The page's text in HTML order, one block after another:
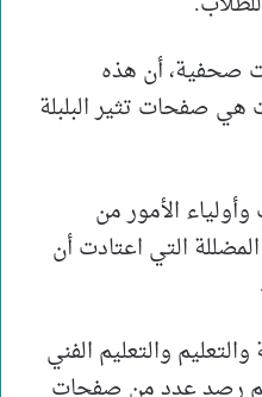
أن هذه
هي صفحات تثير البلبلة
الأمور من
التي اعتادت أن
والتعليم الفني